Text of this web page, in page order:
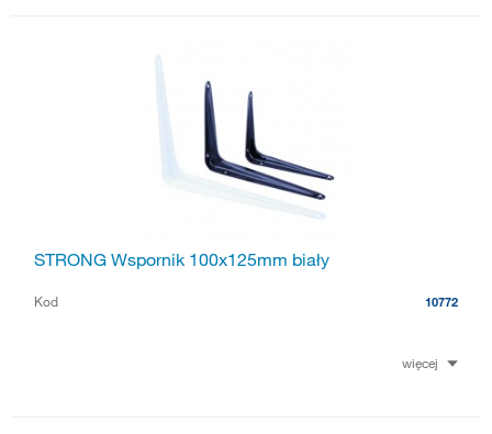
STRONG Wspornik 100x125mm biały
Kod 10772
więcej